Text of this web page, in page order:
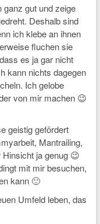
ganz gut und zeige
Deshalb sind
ich klebe an ihnen
fluchen sie
es ja gar nicht
kann nichts dagegen
Ich gelobe
von mir machen 😉
geistig gefördert
Mantrailing,
ja genug 😉
mit mir besuchen,
kann 🙂
Umfeld leben, das